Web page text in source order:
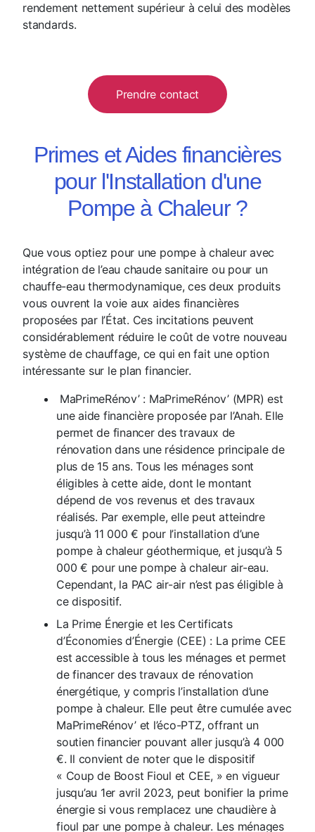
rendement nettement supérieur à celui des modèles
standards.
Prendre contact
Primes et Aides financières
pour l'Installation d'une
Pompe à Chaleur ?
Que vous optiez pour une pompe à chaleur avec
intégration de l’eau chaude sanitaire ou pour un
chauffe-eau thermodynamique, ces deux produits
vous ouvrent la voie aux aides financières
proposées par l’État. Ces incitations peuvent
considérablement réduire le coût de votre nouveau
système de chauffage, ce qui en fait une option
intéressante sur le plan financier.
MaPrimeRénov’ : MaPrimeRénov’ (MPR) est
une aide financière proposée par l’Anah. Elle
permet de financer des travaux de
rénovation dans une résidence principale de
plus de 15 ans. Tous les ménages sont
éligibles à cette aide, dont le montant
dépend de vos revenus et des travaux
réalisés. Par exemple, elle peut atteindre
jusqu’à 11 000 € pour l’installation d’une
pompe à chaleur géothermique, et jusqu’à 5
000 € pour une pompe à chaleur air-eau.
Cependant, la PAC air-air n’est pas éligible à
ce dispositif.
La Prime Énergie et les Certificats
d’Économies d’Énergie (CEE) : La prime CEE
est accessible à tous les ménages et permet
de financer des travaux de rénovation
énergétique, y compris l’installation d’une
pompe à chaleur. Elle peut être cumulée avec
MaPrimeRénov’ et l’éco-PTZ, offrant un
soutien financier pouvant aller jusqu’à 4 000
€. Il convient de noter que le dispositif
« Coup de Boost Fioul et CEE, » en vigueur
jusqu’au 1er avril 2023, peut bonifier la prime
énergie si vous remplacez une chaudière à
fioul par une pompe à chaleur. Les ménages